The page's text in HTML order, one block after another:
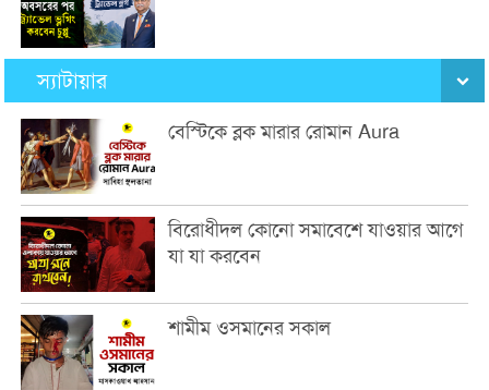
স্যাটায়ার
বেস্টিকে ব্লক মারার রোমান Aura
বিরোধীদল কোনো সমাবেশে যাওয়ার আগে
যা যা করবেন
শামীম ওসমানের সকাল